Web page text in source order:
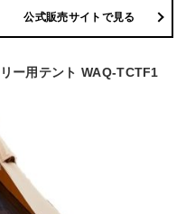
公式販売サイトで見る
ー用テント WAQ-TCTF1